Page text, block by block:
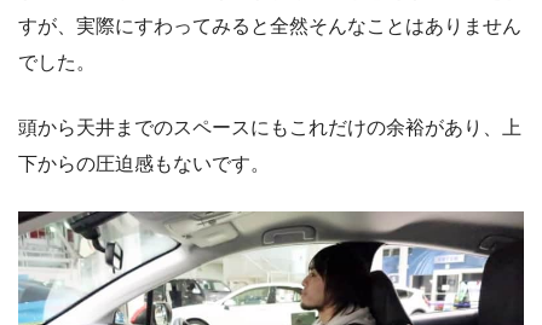
すが、実際にすわってみると全然そんなことはありません
でした。
頭から天井までのスペースにもこれだけの余裕があり、上
下からの圧迫感もないです。